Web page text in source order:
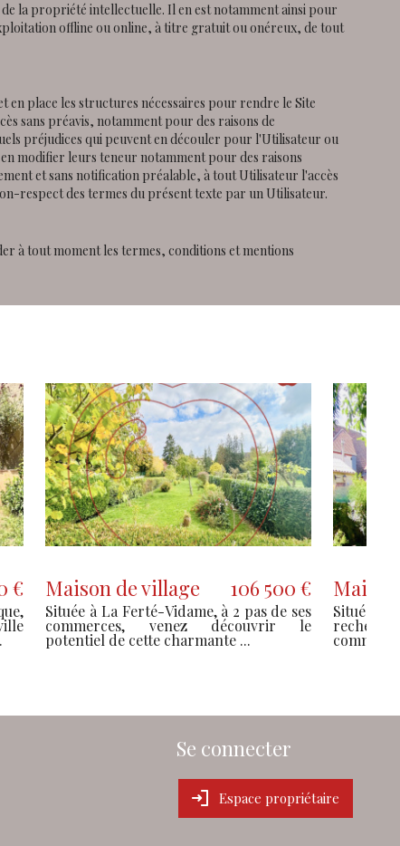
la propriété intellectuelle. Il en est notamment ainsi pour
offline ou online, à titre gratuit ou onéreux, de tout
en place les structures nécessaires pour rendre le Site
sans préavis, notamment pour des raisons de
préjudices qui peuvent en découler pour l'Utilisateur ou
modifier leurs teneur notamment pour des raisons
et sans notification préalable, à tout Utilisateur l'accès
respect des termes du présent texte par un Utilisateur.
à tout moment les termes, conditions et mentions
800 €
sur-
de
de la
Maison 307 400 €
Au calme, dans un environnement
verdoyant, découvrez cette superbe
longère de caractère entièrement
Se connecter
Espace propriétaire